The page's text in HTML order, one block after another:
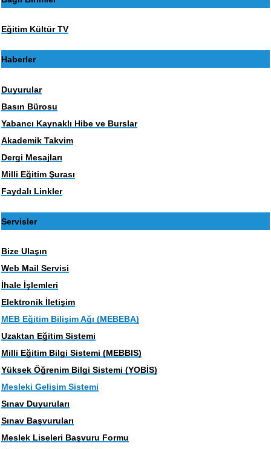
Eğitim Kültür TV
Haberler
Duyurular
Basın Bürosu
Yabancı Kaynaklı Hibe ve Burslar
Akademik Takvim
Dergi Mesajları
Milli Eğitim Şurası
Faydalı Linkler
Servisler
Bize Ulaşın
Web Mail Servisi
İhale İşlemleri
Elektronik İletişim
MEB Eğitim Bilişim Ağı (MEBEBA)
Uzaktan Eğitim Sistemi
Milli Eğitim Bilgi Sistemi (MEBBIS)
Yüksek Öğrenim Bilgi Sistemi (YOBİS)
Mesleki Gelişim Sistemi
Sınav Duyuruları
Sınav Başvuruları
Meslek Liseleri Başvuru Formu